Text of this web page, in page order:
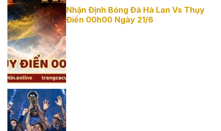
Nhận Định
Bóng Đá Hà
Lan Vs Thụy
Điển 00h00
Ngày 21/6
Nhận Định Bóng Đá Hà Lan Vs Thụy
Điển 00h00 Ngày 21/6